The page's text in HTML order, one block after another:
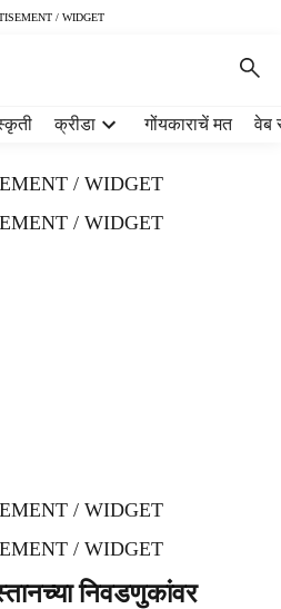
/ WIDGET
क्रीडा गोंयकाराचें मत वेब
/ WIDGET
/ WIDGET
/ WIDGET
/ WIDGET
निवडणुकांवर